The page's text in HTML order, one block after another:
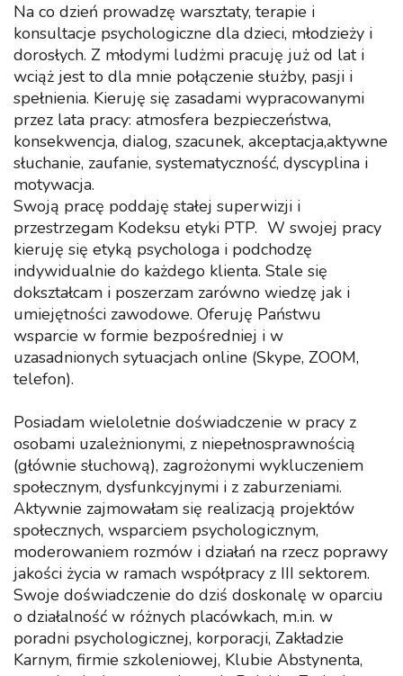
Na co dzień prowadzę warsztaty, terapie i
konsultacje psychologiczne dla dzieci, młodzieży i
dorosłych. Z młodymi ludżmi pracuję już od lat i
wciąż jest to dla mnie połączenie służby, pasji i
spełnienia. Kieruję się zasadami wypracowanymi
przez lata pracy: atmosfera bezpieczeństwa,
konsekwencja, dialog, szacunek, akceptacja,aktywne
słuchanie, zaufanie, systematyczność, dyscyplina i
motywacja.
Swoją pracę poddaję stałej superwizji i
przestrzegam Kodeksu etyki PTP. W swojej pracy
kieruję się etyką psychologa i podchodzę
indywidualnie do każdego klienta. Stale się
dokształcam i poszerzam zarówno wiedzę jak i
umiejętności zawodowe. Oferuję Państwu
wsparcie w formie bezpośredniej i w
uzasadnionych sytuacjach online (Skype, ZOOM,
telefon).
Posiadam wieloletnie doświadczenie w pracy z
osobami uzależnionymi, z niepełnosprawnością
(głównie słuchową), zagrożonymi wykluczeniem
społecznym, dysfunkcyjnymi i z zaburzeniami.
Aktywnie zajmowałam się realizacją projektów
społecznych, wsparciem psychologicznym,
moderowaniem rozmów i działań na rzecz poprawy
jakości życia w ramach współpracy z III sektorem.
Swoje doświadczenie do dziś doskonalę w oparciu
o działalność w różnych placówkach, m.in. w
poradni psychologicznej, korporacji, Zakładzie
Karnym, firmie szkoleniowej, Klubie Abstynenta,